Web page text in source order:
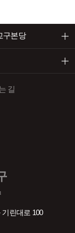
구본당
길
기린대로 100